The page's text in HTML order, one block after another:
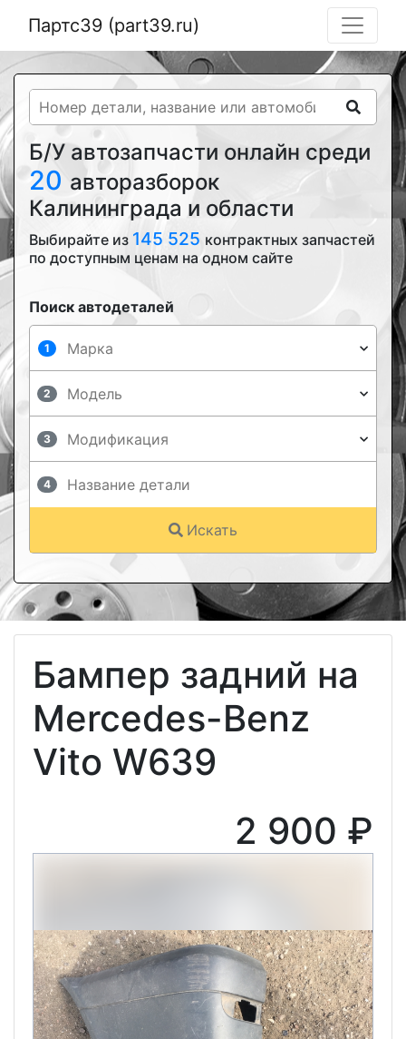
Партс39 (part39.ru)
Б/У автозапчасти онлайн среди
20 авторазборок
Калининграда и области
Выбирайте из 145 525 контрактных запчастей
по доступным ценам на одном сайте
Поиск автодеталей
1
2
3
4
Искать
Бампер задний на
Mercedes-Benz
Vito W639
2 900 ₽